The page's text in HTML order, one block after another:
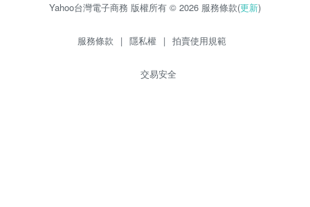
Yahoo台灣電子商務 版權所有 © 2026 服務條款(更新)
服務條款 | 隱私權 | 拍賣使用規範
交易安全